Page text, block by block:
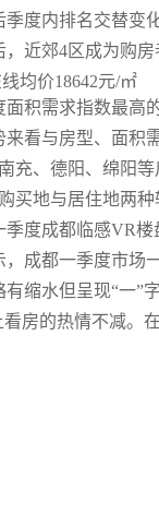
度内排名交替变
近郊4区成为购房
积需求指数最高
看与房型、面积
充、德阳、绵阳
买地与居住地两种
度成都临感VR楼
成都一季度市场
缩水但呈现“一”
房的热情不减。